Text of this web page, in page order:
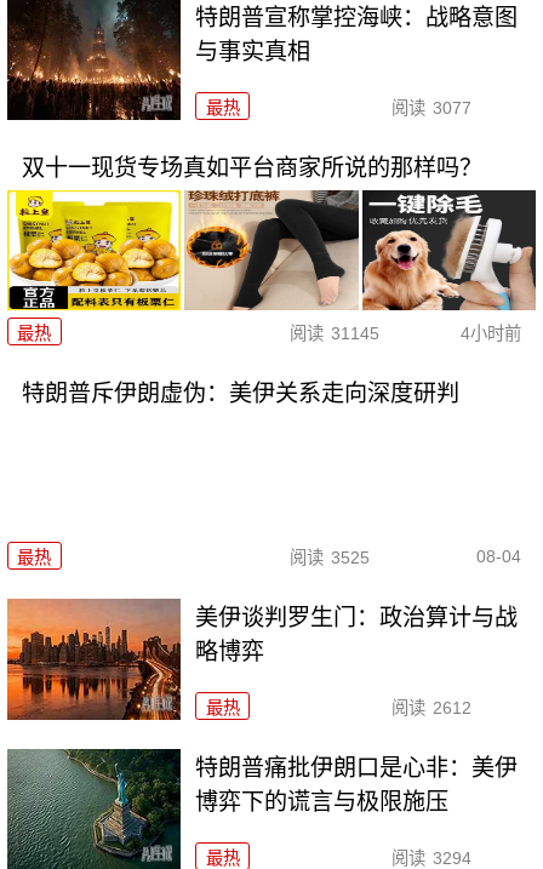
特朗普宣称掌控海峡：战略意图
与事实真相
最热 阅读 3077
双十一现货专场真如平台商家所说的那样吗？
最热 阅读 31145 4小时前
特朗普斥伊朗虚伪：美伊关系走向深度研判
最热 阅读 3525 08-04
美伊谈判罗生门：政治算计与战
略博弈
最热 阅读 2612
特朗普痛批伊朗口是心非：美伊
博弈下的谎言与极限施压
最热 阅读 3294